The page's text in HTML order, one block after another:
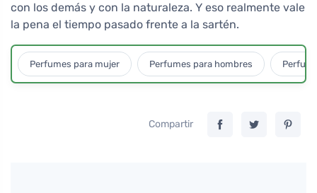
con los demás y con la naturaleza. Y eso realmente vale
la pena el tiempo pasado frente a la sartén.
Perfumes para mujer Perfumes para hombres
Compartir